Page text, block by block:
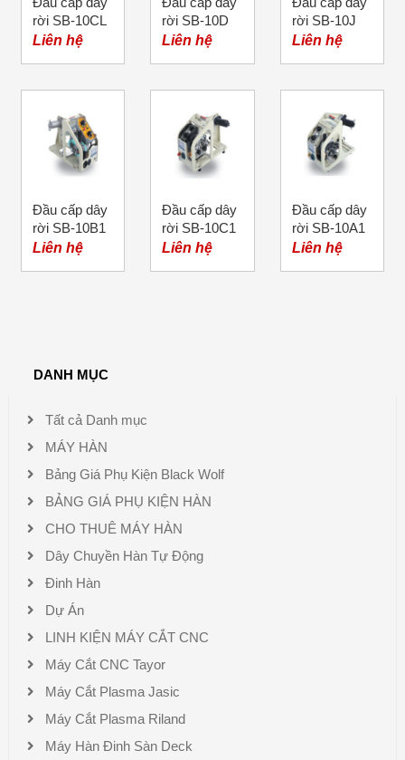
rời SB-10CL
Liên hệ
rời SB-10D
Liên hệ
rời SB-10J
Liên hệ
Đầu cấp dây
rời SB-10B1
Liên hệ
Đầu cấp dây
rời SB-10C1
Liên hệ
Đầu cấp dây
rời SB-10A1
Liên hệ
DANH MỤC
Tất cả Danh mục
MÁY HÀN
Bảng Giá Phụ Kiện Black Wolf
BẢNG GIÁ PHỤ KIỆN HÀN
CHO THUÊ MÁY HÀN
Dây Chuyền Hàn Tự Động
Đinh Hàn
Dự Án
LINH KIỆN MÁY CẮT CNC
Máy Cắt CNC Tayor
Máy Cắt Plasma Jasic
Máy Cắt Plasma Riland
Máy Hàn Đinh Sàn Deck